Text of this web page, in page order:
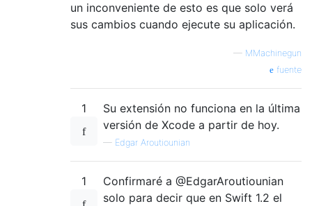
un inconveniente de esto es que solo verá
sus cambios cuando ejecute su aplicación.
— MMachinegun
fuente
1
Su extensión no funciona en la última
versión de Xcode a partir de hoy.
— Edgar Aroutiounian
1
Confirmaré a @EdgarAroutiounian
solo para decir que en Swift 1.2 el